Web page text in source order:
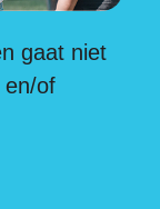
gaat niet
en/of